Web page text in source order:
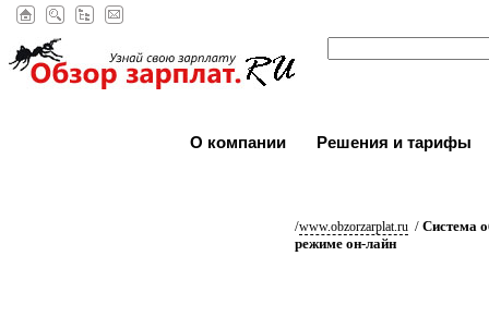
О компании Решения и тарифы
/www.obzorzarplat.ru / Система
режиме он-лайн